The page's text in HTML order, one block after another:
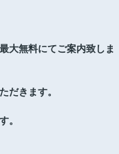
大無料にてご案内致しま
だきます。
。